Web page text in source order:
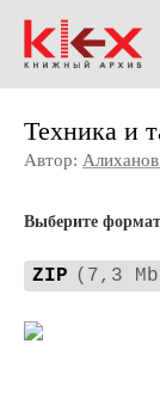
Техника и
Автор:
Выберите
ZIP (7,3